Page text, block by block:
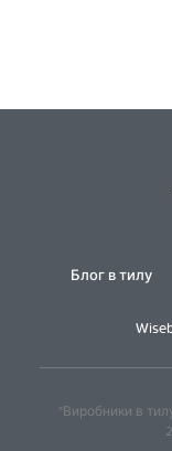
Блог в тилу
"Виробники в